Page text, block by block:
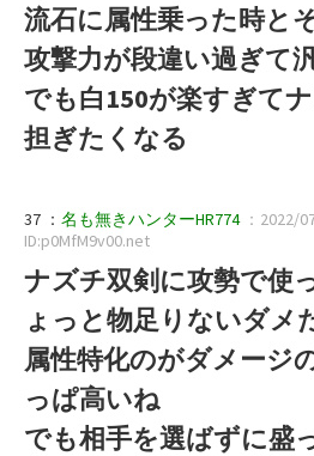
流石に属性乗った時と
攻撃力が段違い過ぎて
でも白150が楽すぎて
担ぎたくなる
37 ： 名も無きハンターHR774 ：2022/
ID:p0MfM9v00.net
ナズチ双剣に攻勢で使
ょっと物足りないダメ
属性特化のがダメージ
っぱ高いね
でも相手を選ばずに盛